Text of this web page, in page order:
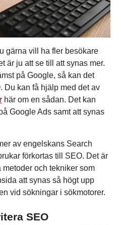
gärna vill ha fler besökare
är ju att se till att synas mer.
på Google, så kan det
Du kan få hjälp med det av
här om en sådan. Det kan
Google Ads samt att synas
av engelskans Search
förkortas till SEO. Det är
och tekniker som
att synas så högt upp
vid sökningar i sökmotorer.
SEO